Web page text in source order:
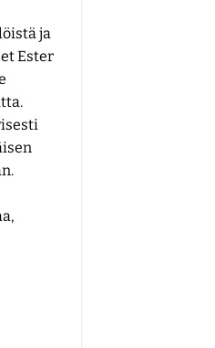
ja
Ester